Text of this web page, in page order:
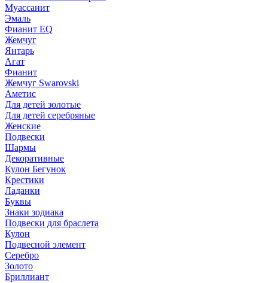
Муассанит
Эмаль
Фианит EQ
Жемчуг
Янтарь
Агат
Фианит
Жемчуг Swarovski
Аметис
Для детей золотые
Для детей серебряные
Женские
Подвески
Шармы
Декоративные
Кулон Бегунок
Крестики
Ладанки
Буквы
Знаки зодиака
Подвески для браслета
Кулон
Подвесной элемент
Серебро
Золото
Бриллиант